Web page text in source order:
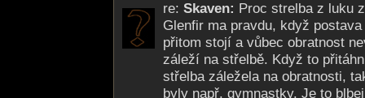
re: Skaven: Proc strelba z luku
Glenfir ma pravdu, když
přitom stojí a vůbec obratnost
záleží na střelbě. Když to
střelba záležela na obratnosti,
byly např. gymnastky. Je to